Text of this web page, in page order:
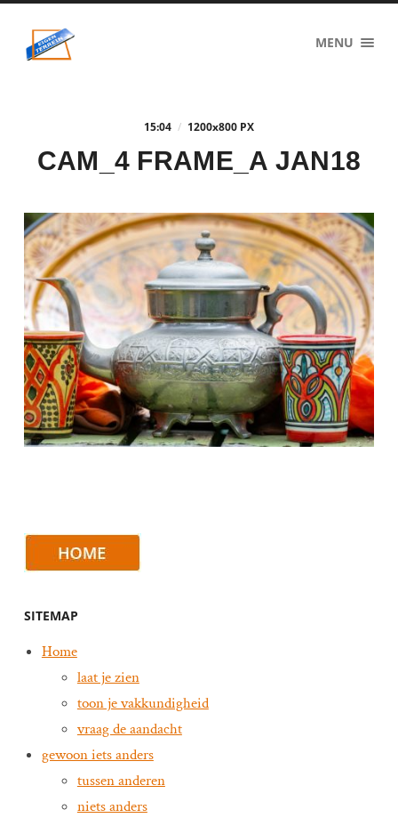
eigenzinnig
terrein
MENU
15:04 / 1200x800 PX
CAM_4 FRAME_A JAN18
SITEMAP
Home
laat je zien
toon je vakkundigheid
vraag de aandacht
gewoon iets anders
tussen anderen
niets anders